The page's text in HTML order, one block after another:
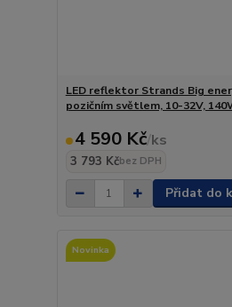
LED reflektor Strands Big
pozičním světlem, 10-32V,
4 590 Kč/ks
3 793 Kčbez DPH
Přidat do
Novinka